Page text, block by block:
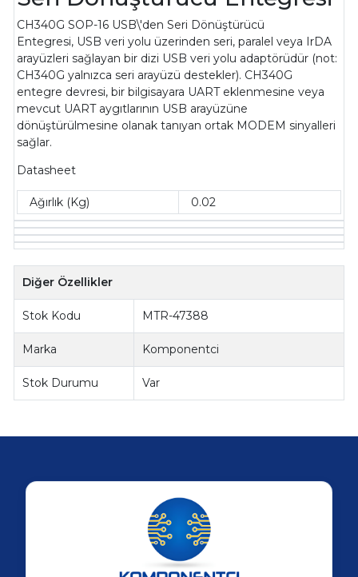
CH340G SOP-16 USB\'den Seri Dönüştürücü
Entegresi, USB veri yolu üzerinden seri, paralel veya IrDA
arayüzleri sağlayan bir dizi USB veri yolu adaptörüdür (not:
CH340G yalnızca seri arayüzü destekler). CH340G
entegre devresi, bir bilgisayara UART eklenmesine veya
mevcut UART aygıtlarının USB arayüzüne
dönüştürülmesine olanak tanıyan ortak MODEM sinyalleri
sağlar.
Datasheet
Ağırlık (Kg) 0.02
Diğer Özellikler
Stok Kodu MTR-47388
Marka Komponentci
Stok Durumu Var